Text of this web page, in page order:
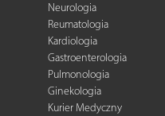
Neurologia
Reumatologia
Kardiologia
Gastroenterologia
Pulmonologia
Ginekologia
Kurier Medyczny